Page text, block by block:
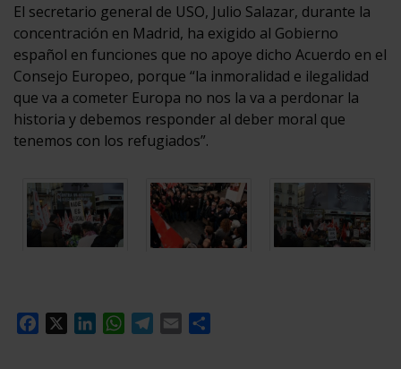
El secretario general de USO, Julio Salazar, durante la
concentración en Madrid, ha exigido al Gobierno
español en funciones que no apoye dicho Acuerdo en el
Consejo Europeo, porque “la inmoralidad e ilegalidad
que va a cometer Europa no nos la va a perdonar la
historia y debemos responder al deber moral que
tenemos con los refugiados”.
Facebook LinkedInWhatsApp
Telegram
Email